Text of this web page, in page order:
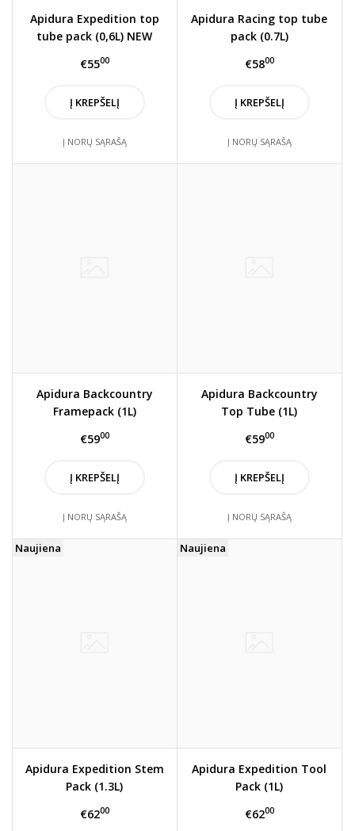
Apidura Expedition top
tube pack (0,6L) NEW
€5500
Į KREPŠELĮ
Į NORŲ SĄRAŠĄ
Apidura Racing top tube
pack (0.7L)
€5800
Į KREPŠELĮ
Į NORŲ SĄRAŠĄ
Apidura Backcountry
Framepack (1L)
€5900
Į KREPŠELĮ
Į NORŲ SĄRAŠĄ
Apidura Backcountry
Top Tube (1L)
€5900
Į KREPŠELĮ
Į NORŲ SĄRAŠĄ
Naujiena
Apidura Expedition Stem
Pack (1.3L)
€6200
Naujiena
Apidura Expedition Tool
Pack (1L)
€6200